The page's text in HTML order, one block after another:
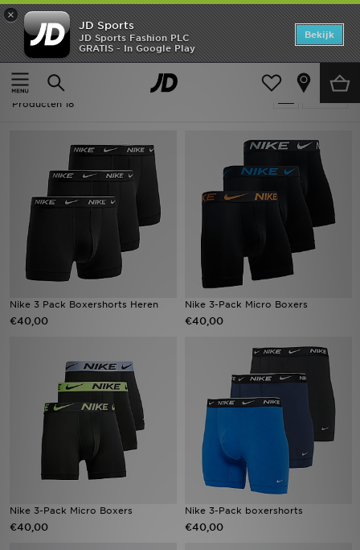
×
JD Sports
JD Sports Fashion PLC
GRATIS - In Google Play
Bekijk
Thuis
Heren Herenaccessoires Ondergoed
Heren - Nike Ondergoed
Producten 18
Nike 3 Pack Boxershorts Heren
€40,00
Nike 3-Pack Micro Boxers
€40,00
Nike 3-Pack Micro Boxers
€40,00
Nike 3-Pack boxershorts​
€40,00
Home
Offers
New In
Dames
Kids
Collecties
Voetbal
Sports
Bestelling traceren
Mijn JD
Klantenservice